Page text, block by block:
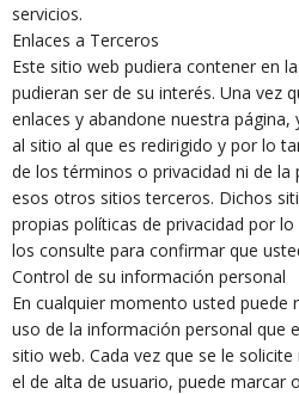
servicios.
Enlaces a Terceros
Este sitio web pudiera contener en
pudieran ser de su interés. Una vez
enlaces y abandone nuestra
al sitio al que es redirigido y por lo
de los términos o privacidad ni de
esos otros sitios terceros. Dichos
propias políticas de privacidad por
los consulte para confirmar que
Control de su información personal
En cualquier momento usted puede
uso de la información personal que
sitio web. Cada vez que se le
el de alta de usuario, puede marcar